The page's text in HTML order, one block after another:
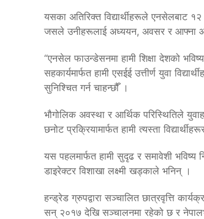
यसका अतिरिक्त विद्यार्थीहरूले एनसेलबाट
जसले उनीहरूलाई अध्ययन, अवसर र आफ्ना
“एनसेल फाउन्डेसनमा हामी शिक्षा देशको
सहकार्यमार्फत हामी एसईई उत्तीर्ण युवा
सुनिश्चित गर्न चाहन्छौँ ।
भौगोलिक अवस्था र आर्थिक परिस्थितिले
छनोट प्रक्रियामार्फत हामी त्यस्ता
यस पहलमार्फत हामी सुदृढ र समावेशी भविष्य
डाइरेक्टर विशाखा लक्ष्मी खड्काले भनिन् ।
हन्ड्रेड ग्रुपद्वारा सञ्चालित छात्रवृत्ति
सन् २०१७ देखि सञ्चालनमा रहेको छ र